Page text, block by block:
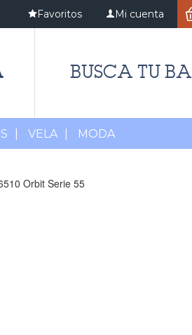
Favoritos Mi cuenta
BUSCA TU
VELA MODA
Orbit Serie 55